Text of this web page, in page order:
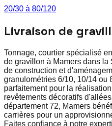
20/30 à 80/120
Livraison de
Tonnage, courtier spécialisé
de gravillon à Mamers dans la
de construction et
granulométries 6/10, 10/14 ou
parfaitement pour la
revêtements décoratifs
département 72, Mamers
carrières pour un
Faites confiance à notre